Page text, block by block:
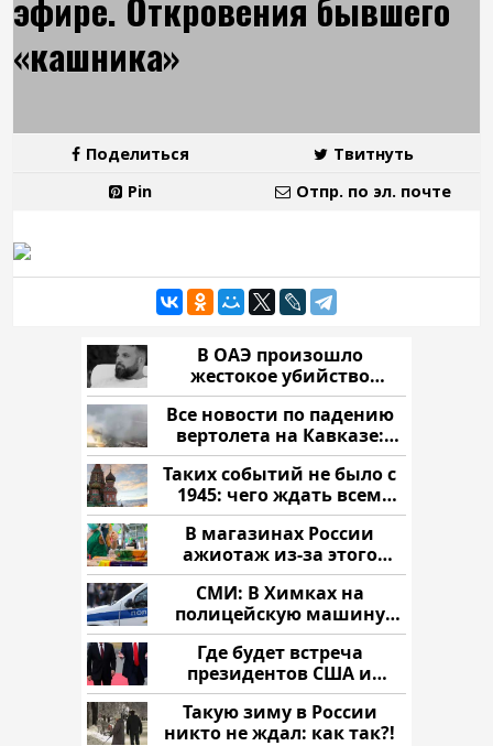
В ОАЭ произошло
жестокое убийство
криптомиллионера
Все новости по падению
вертолета на Кавказе:
читать здесь
Таких событий не было с
1945: чего ждать всем
нам?
В магазинах России
ажиотаж из-за этого
продукта: что купить?
СМИ: В Химках на
полицейскую машину
напали и подожгли.
Где будет встреча
президентов США и
России: Европа?
Такую зиму в России
никто не ждал: как так?!